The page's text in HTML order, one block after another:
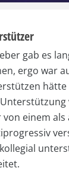
gab es
ergo war
hätte
von einem